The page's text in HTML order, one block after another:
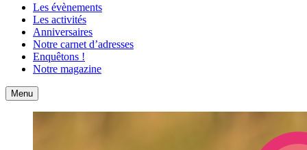
Les évènements
Les activités
Anniversaires
Notre carnet d’adresses
Enquêtons !
Notre magazine
Accueil
Menu Contact